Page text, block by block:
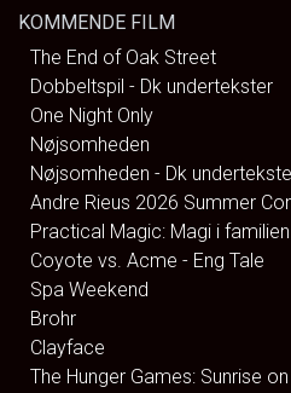
KOMMENDE FILM
The End of Oak Street
Dobbeltspil - Dk undertekster
One Night Only
Nøjsomheden
Nøjsomheden - Dk
Andre Rieus 2026 Summer
Practical Magic: Magi i familien
Coyote vs. Acme - Eng Tale
Spa Weekend
Brohr
Clayface
The Hunger Games: Sunrise